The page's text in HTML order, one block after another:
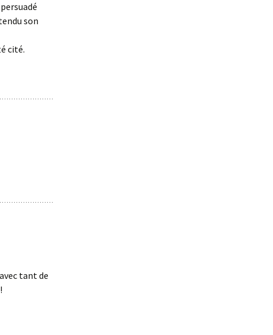
son
cité.
tant de